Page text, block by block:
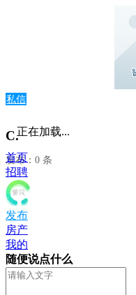
私信
C.
发布：0 条
正在加载...
首页
招聘
发布
房产
我的
随便说点什么